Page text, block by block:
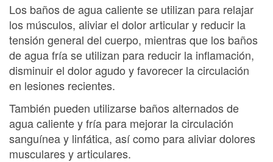
Los baños de agua caliente se utilizan para relajar
los músculos, aliviar el dolor articular y reducir la
tensión general del cuerpo, mientras que los baños
de agua fría se utilizan para reducir la inflamación,
disminuir el dolor agudo y favorecer la circulación
en lesiones recientes.
También pueden utilizarse baños alternados de
agua caliente y fría para mejorar la circulación
sanguínea y linfática, así como para aliviar dolores
musculares y articulares.